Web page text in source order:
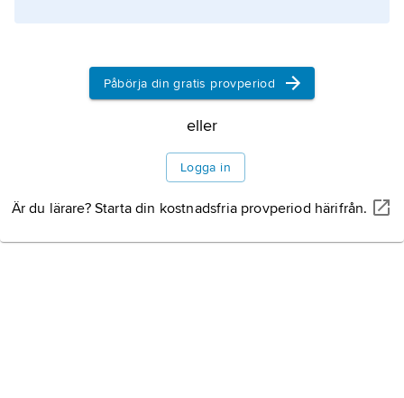
Påbörja din gratis provperiod
eller
Logga in
Är du lärare? Starta din kostnadsfria provperiod härifrån.